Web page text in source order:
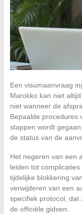
Een visumaanvraag
Marokko kan niet
niet wanneer de
Bepaalde procedures
stappen wordt
de status van de
Het negeren van een
leiden tot
tijdelijke blokkering
verwijderen van een
specifiek protocol, dat
de officiële gidsen.